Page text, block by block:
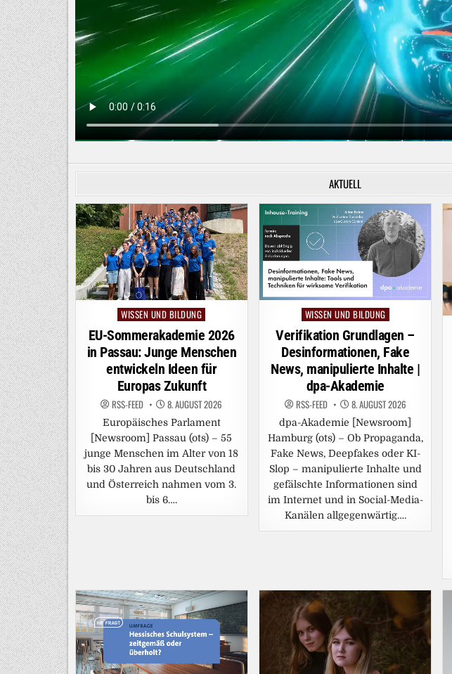
AKTUELL
Posted
in
WISSEN UND BILDUNG
EU-Sommerakademie 2026
in Passau: Junge Menschen
entwickeln Ideen für
Europas Zukunft
RSS-FEED 8. AUGUST 2026
Europäisches Parlament
[Newsroom] Passau (ots) – 55
junge Menschen im Alter von 18
bis 30 Jahren aus Deutschland
und Österreich nahmen vom 3.
bis 6….
Posted
in
WISSEN UND BILDUNG
Verifikation Grundlagen –
Desinformationen, Fake
News, manipulierte Inhalte |
dpa-Akademie
RSS-FEED 8. AUGUST 2026
dpa-Akademie [Newsroom]
Hamburg (ots) – Ob Propaganda,
Fake News, Deepfakes oder KI-
Slop – manipulierte Inhalte und
gefälschte Informationen sind
im Internet und in Social-Media-
Kanälen allgegenwärtig….